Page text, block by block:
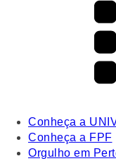
Conheça a
Conheça a FPF
Orgulho em